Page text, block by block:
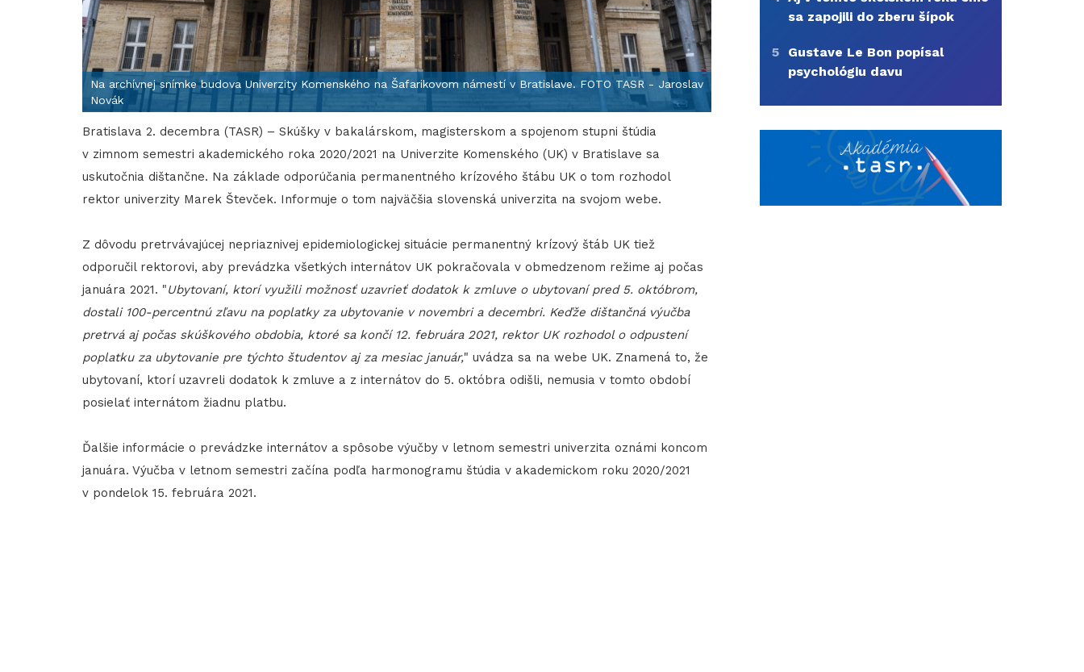
Na archívnej snímke budova Univerzity Komenského na Šafarikovom námestí v Bratislave. FOTO TASR - Jaroslav
Novák
Bratislava 2. decembra (TASR) – Skúšky v bakalárskom, magisterskom a spojenom stupni štúdia
v zimnom semestri akademického roka 2020/2021 na Univerzite Komenského (UK) v Bratislave sa
uskutočnia dištančne. Na základe odporúčania permanentného krízového štábu UK o tom rozhodol
rektor univerzity Marek Števček. Informuje o tom najväčšia slovenská univerzita na svojom webe.
Z dôvodu pretrvávajúcej nepriaznivej epidemiologickej situácie permanentný krízový štáb UK tiež
odporučil rektorovi, aby prevádzka všetkých internátov UK pokračovala v obmedzenom režime aj počas
januára 2021. "Ubytovaní, ktorí využili možnosť uzavrieť dodatok k zmluve o ubytovaní pred 5. októbrom,
dostali 100-percentnú zľavu na poplatky za ubytovanie v novembri a decembri. Keďže dištančná výučba
pretrvá aj počas skúškového obdobia, ktoré sa končí 12. februára 2021, rektor UK rozhodol o odpustení
poplatku za ubytovanie pre týchto študentov aj za mesiac január," uvádza sa na webe UK. Znamená to, že
ubytovaní, ktorí uzavreli dodatok k zmluve a z internátov do 5. októbra odišli, nemusia v tomto období
posielať internátom žiadnu platbu.
Ďalšie informácie o prevádzke internátov a spôsobe výučby v letnom semestri univerzita oznámi koncom
januára. Výučba v letnom semestri začína podľa harmonogramu štúdia v akademickom roku 2020/2021
v pondelok 15. februára 2021.
sa zapojili do zberu šípok
5
Gustave Le Bon popísal
psychológiu davu